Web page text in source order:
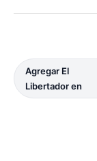
Agregar El
Libertador en